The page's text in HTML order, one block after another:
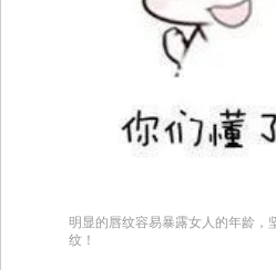
明显的唇纹容易暴露女人的年龄，
纹！